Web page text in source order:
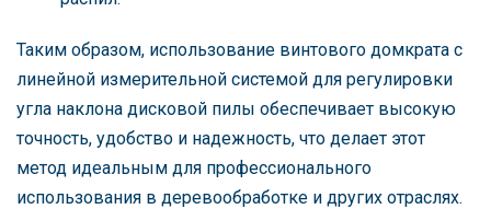
Таким образом, использование винтового домкрата с
линейной измерительной системой для регулировки
угла наклона дисковой пилы обеспечивает высокую
точность, удобство и надежность, что делает этот
метод идеальным для профессионального
использования в деревообработке и других отраслях.